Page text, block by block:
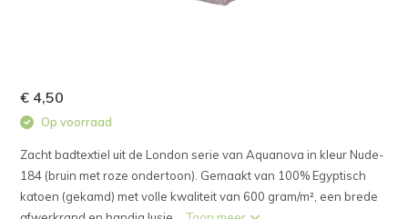
€ 4,50
Op voorraad
Zacht badtextiel uit de London serie van Aquanova in kleur Nude-
184 (bruin met roze ondertoon). Gemaakt van 100% Egyptisch
katoen (gekamd) met volle kwaliteit van 600 gram/m², een brede